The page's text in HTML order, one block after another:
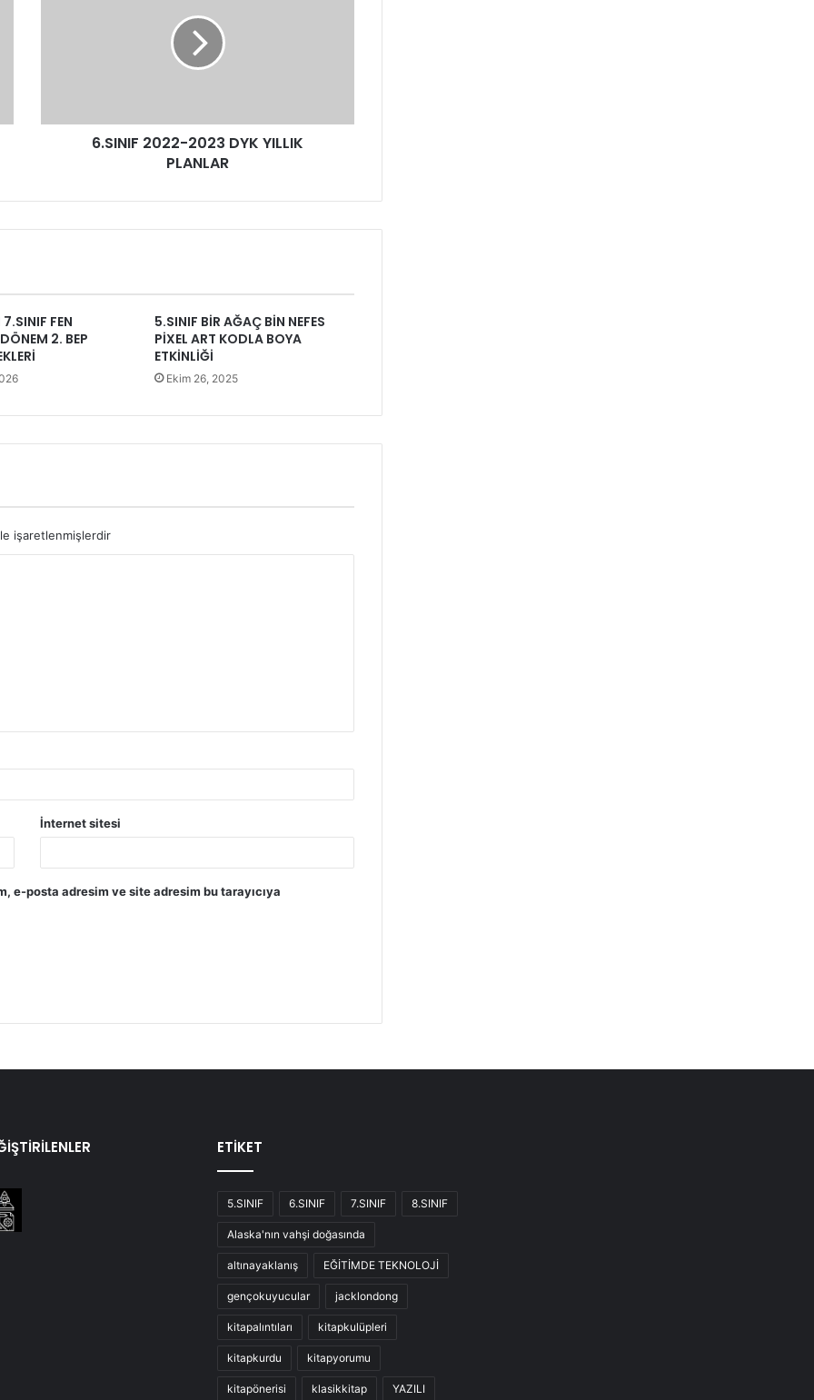
6.SINIF 2022-2023 DYK YILLIK
PLANLAR
FEN
2. BEP
5.SINIF BİR AĞAÇ BİN NEFES
PİXEL ART KODLA BOYA
ETKİNLİĞİ
Ekim 26, 2025
işaretlenmişlerdir
İnternet sitesi
e-posta adresim ve site adresim bu tarayıcıya
ETİKET
5.SINIF 6.SINIF 7.SINIF 8.SINIF
Alaska'nın vahşi doğasında
altınayaklanış EĞİTİMDE TEKNOLOJİ
gençokuyucular jacklondong
kitapalıntıları kitapkulüpleri
kitapkurdu kitapyorumu
kitapönerisi klasikkitap YAZILI